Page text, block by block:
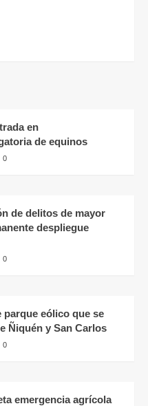
en
de equinos
0
de delitos de mayor
despliegue
0
parque eólico que se
Ñiquén y San Carlos
0
emergencia agrícola